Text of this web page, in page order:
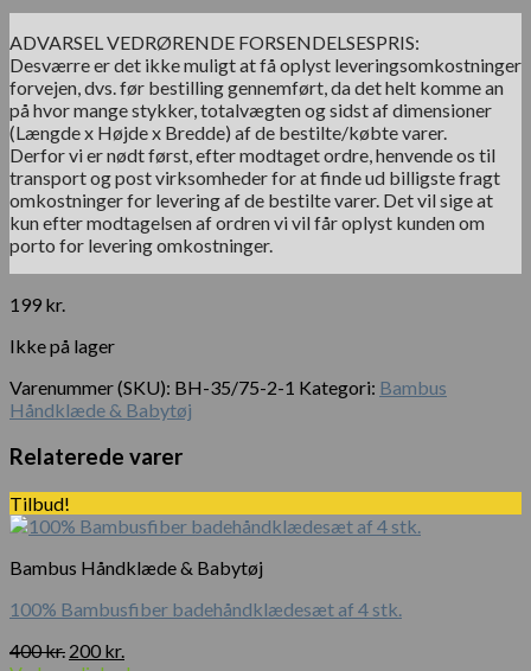
ADVARSEL VEDRØRENDE FORSENDELSESPRIS:
Desværre er det ikke muligt at få oplyst leveringsomkostninger
forvejen, dvs. før bestilling gennemført, da det helt komme an
på hvor mange stykker, totalvægten og sidst af dimensioner
(Længde x Højde x Bredde) af de bestilte/købte varer.
Derfor vi er nødt først, efter modtaget ordre, henvende os til
transport og post virksomheder for at finde ud billigste fragt
omkostninger for levering af de bestilte varer. Det vil sige at
kun efter modtagelsen af ordren vi vil får oplyst kunden om
porto for levering omkostninger.
199 kr.
Ikke på lager
Varenummer (SKU): BH-35/75-2-1 Kategori: Bambus
Håndklæde & Babytøj
Relaterede varer
Tilbud!
Bambus Håndklæde & Babytøj
100% Bambusfiber badehåndklædesæt af 4 stk.
400kr. Den
200 kr.